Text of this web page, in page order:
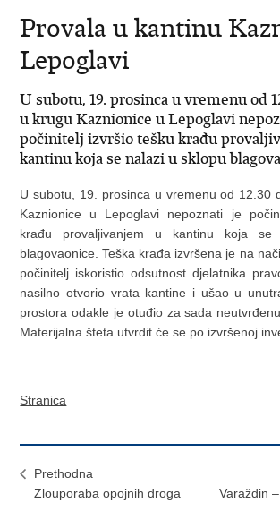
Provala u kantinu
Lepoglavi
U subotu, 19. prosinca u vremenu od
u krugu Kaznionice u Lepoglavi
počinitelj izvršio tešku krađu
kantinu koja se nalazi u sklopu
U subotu, 19. prosinca u vremenu od 12.30
Kaznionice u Lepoglavi nepoznati je
krađu provaljivanjem u kantinu koja
blagovaonice. Teška krađa izvršena je na
počinitelj iskoristio odsutnost djelatnika
nasilno otvorio vrata kantine i ušao u
prostora odakle je otuđio za sada
Materijalna šteta utvrdit će se po izvršenoj
Stranica
Prethodna
Zlouporaba opojnih droga
Varaždin